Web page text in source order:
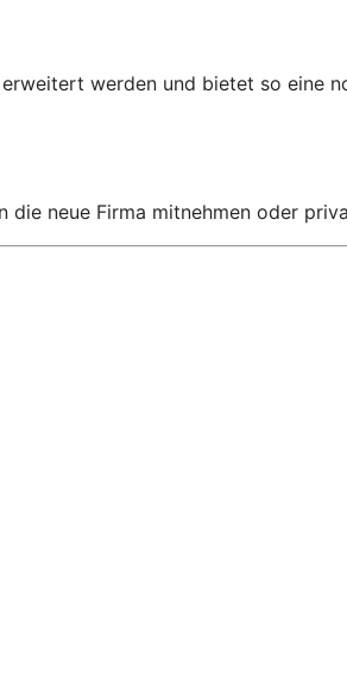
werden und bietet so eine
neue Firma mitnehmen oder